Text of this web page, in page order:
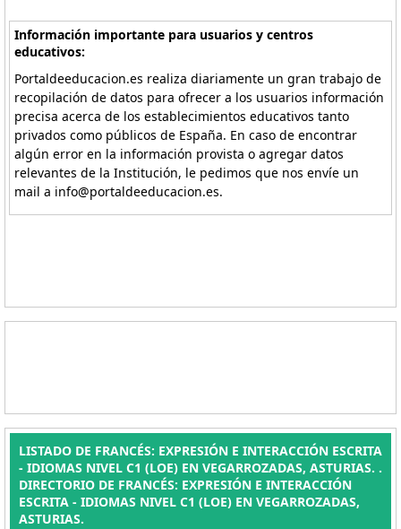
Información importante para usuarios y centros
educativos:
Portaldeeducacion.es realiza diariamente un gran trabajo de
recopilación de datos para ofrecer a los usuarios información
precisa acerca de los establecimientos educativos tanto
privados como públicos de España. En caso de encontrar
algún error en la información provista o agregar datos
relevantes de la Institución, le pedimos que nos envíe un
mail a info@portaldeeducacion.es.
LISTADO DE FRANCÉS: EXPRESIÓN E INTERACCIÓN ESCRITA
- IDIOMAS NIVEL C1 (LOE) EN VEGARROZADAS, ASTURIAS. .
DIRECTORIO DE FRANCÉS: EXPRESIÓN E INTERACCIÓN
ESCRITA - IDIOMAS NIVEL C1 (LOE) EN VEGARROZADAS,
ASTURIAS.